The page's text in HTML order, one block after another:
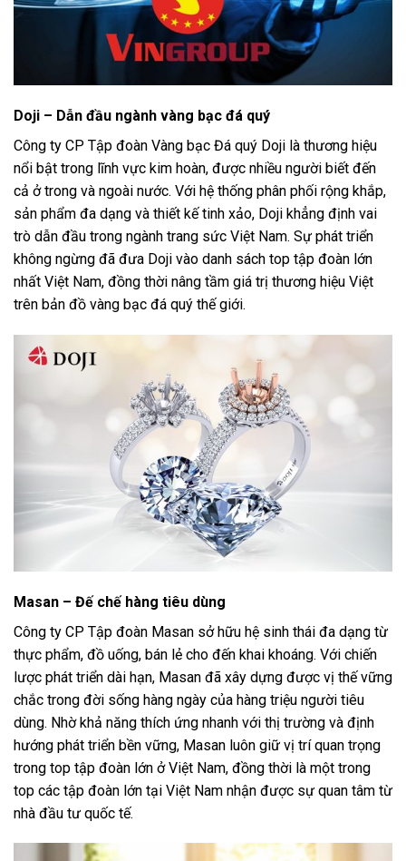
Doji – Dẫn đầu ngành vàng bạc đá quý
Công ty CP Tập đoàn Vàng bạc Đá quý Doji là thương hiệu
nổi bật trong lĩnh vực kim hoàn, được nhiều người biết đến
cả ở trong và ngoài nước. Với hệ thống phân phối rộng khắp,
sản phẩm đa dạng và thiết kế tinh xảo, Doji khẳng định vai
trò dẫn đầu trong ngành trang sức Việt Nam. Sự phát triển
không ngừng đã đưa Doji vào danh sách top tập đoàn lớn
nhất Việt Nam, đồng thời nâng tầm giá trị thương hiệu Việt
trên bản đồ vàng bạc đá quý thế giới.
Masan – Đế chế hàng tiêu dùng
Công ty CP Tập đoàn Masan sở hữu hệ sinh thái đa dạng từ
thực phẩm, đồ uống, bán lẻ cho đến khai khoáng. Với chiến
lược phát triển dài hạn, Masan đã xây dựng được vị thế vững
chắc trong đời sống hàng ngày của hàng triệu người tiêu
dùng. Nhờ khả năng thích ứng nhanh với thị trường và định
hướng phát triển bền vững, Masan luôn giữ vị trí quan trọng
trong top tập đoàn lớn ở Việt Nam, đồng thời là một trong
top các tập đoàn lớn tại Việt Nam nhận được sự quan tâm từ
nhà đầu tư quốc tế.